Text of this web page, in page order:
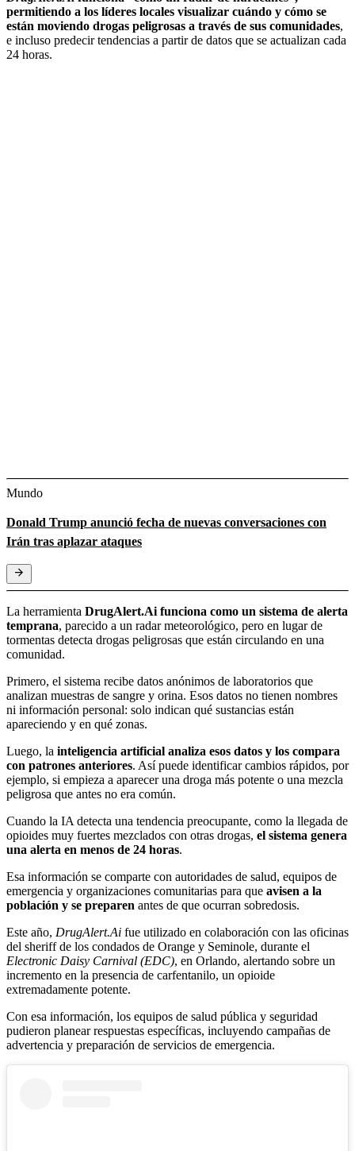
permitiendo a los líderes locales visualizar cuándo y cómo se
están moviendo drogas peligrosas a través de sus comunidades,
e incluso predecir tendencias a partir de datos que se actualizan cada
24 horas.
Mundo
Donald Trump anunció fecha de nuevas conversaciones con
Irán tras aplazar ataques
La herramienta DrugAlert.Ai funciona como un sistema de alerta
temprana, parecido a un radar meteorológico, pero en lugar de
tormentas detecta drogas peligrosas que están circulando en una
comunidad.
Primero, el sistema recibe datos anónimos de laboratorios que
analizan muestras de sangre y orina. Esos datos no tienen nombres
ni información personal: solo indican qué sustancias están
apareciendo y en qué zonas.
Luego, la inteligencia artificial analiza esos datos y los compara
con patrones anteriores. Así puede identificar cambios rápidos, por
ejemplo, si empieza a aparecer una droga más potente o una mezcla
peligrosa que antes no era común.
Cuando la IA detecta una tendencia preocupante, como la llegada de
opioides muy fuertes mezclados con otras drogas, el sistema genera
una alerta en menos de 24 horas.
Esa información se comparte con autoridades de salud, equipos de
emergencia y organizaciones comunitarias para que avisen a la
población y se preparen antes de que ocurran sobredosis.
Este año, DrugAlert.Ai fue utilizado en colaboración con las oficinas
del sheriff de los condados de Orange y Seminole, durante el
Electronic Daisy Carnival (EDC), en Orlando, alertando sobre un
incremento en la presencia de carfentanilo, un opioide
extremadamente potente.
Con esa información, los equipos de salud pública y seguridad
pudieron planear respuestas específicas, incluyendo campañas de
advertencia y preparación de servicios de emergencia.